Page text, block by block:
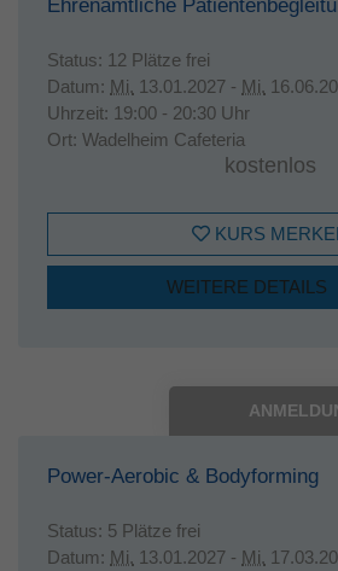
Ehrenamtliche
Status: 12 Plätze frei
Datum: Mi. 13.01.2027 - Mi.
Uhrzeit: 19:00 - 20:30 Uhr
Ort: Wadelheim Cafeteria
kostenlos
KURS
WEITERE DETAILS
Power-Aerobic & Bodyforming
Status: 5 Plätze frei
Datum: Mi. 13.01.2027 - Mi.